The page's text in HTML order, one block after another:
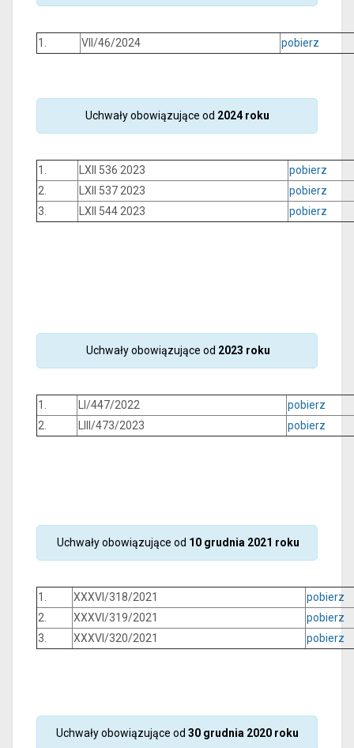
1. VII/46/2024 pobierz
Uchwały obowiązujące od 2024 roku
1. LXII 536 2023
pobierz
2.
LXII 537 2023
pobierz
3.
LXII 544 2023 pobierz
Uchwały obowiązujące od 2023 roku
1. LI/447/2022
pobierz
2.
LIII/473/2023 pobierz
Uchwały obowiązujące od 10 grudnia 2021 roku
1. XXXVI/318/2021
pobierz
2.
XXXVI/319/2021
pobierz
3.
XXXVI/320/2021 pobierz
Uchwały obowiązujące od 30 grudnia 2020 roku